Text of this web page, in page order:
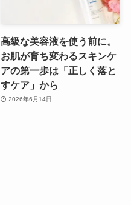
高級な美容液を使う前に。
お肌が育ち変わるスキンケ
アの第一歩は「正しく落と
すケア」から
2026年6月14日